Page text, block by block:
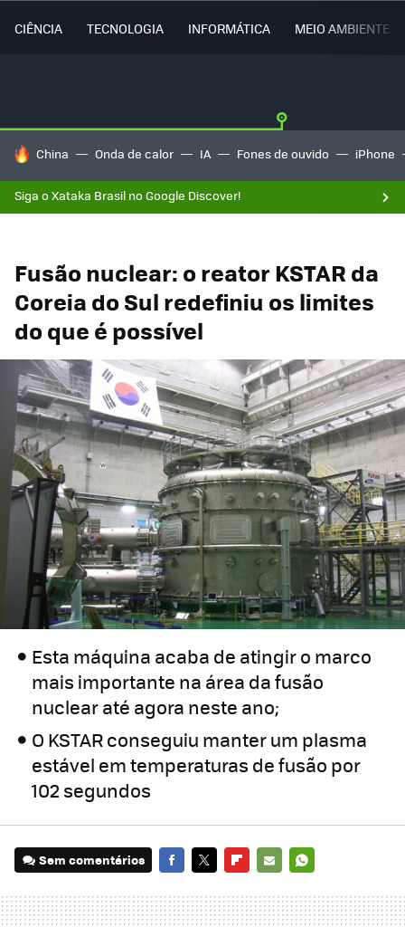
CIÊNCIA TECNOLOGIA INFORMÁTICA MEIO AMBIENTE
TENDÊNCIAS DO DIA
China Onda de calor IA Fones de ouvido iPhone
Siga o Xataka Brasil no Google Discover!
Fusão nuclear: o reator KSTAR da
Coreia do Sul redefiniu os limites
do que é possível
Esta máquina acaba de atingir o marco
mais importante na área da fusão
nuclear até agora neste ano;
O KSTAR conseguiu manter um plasma
estável em temperaturas de fusão por
102 segundos
Sem comentários
MAIL